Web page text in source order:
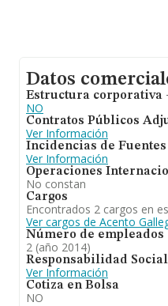
Datos
Estructura corporativa
NO
Contratos Públicos
Ver Información
Incidencias de
Ver Información
Operaciones
No constan
Cargos
Encontrados 2 cargos en
Ver cargos de Acento
Número de empleados
2 (año 2014)
Responsabilidad
Ver Información
Cotiza en Bolsa
NO